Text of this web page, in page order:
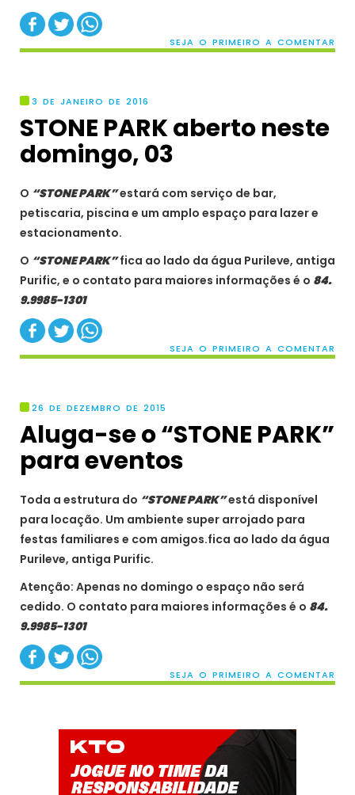
SEJA O PRIMEIRO A COMENTAR
3 DE JANEIRO DE 2016
STONE PARK aberto neste
domingo, 03
O “STONE PARK”estará com serviço de bar,
petiscaria, piscina e um amplo espaço para lazer e
estacionamento.
O “STONE PARK”fica ao lado da água Purileve, antiga
Purific, e o contato para maiores informações é o 84.
9.9985-1301
SEJA O PRIMEIRO A COMENTAR
26 DE DEZEMBRO DE 2015
Aluga-se o “STONE PARK”
para eventos
Toda a estrutura do “STONE PARK”está disponível
para locação. Um ambiente super arrojado para
festas familiares e com amigos.fica ao lado da água
Purileve, antiga Purific.
Atenção: Apenas no domingo o espaço não será
cedido. O contato para maiores informações é o 84.
9.9985-1301
SEJA O PRIMEIRO A COMENTAR